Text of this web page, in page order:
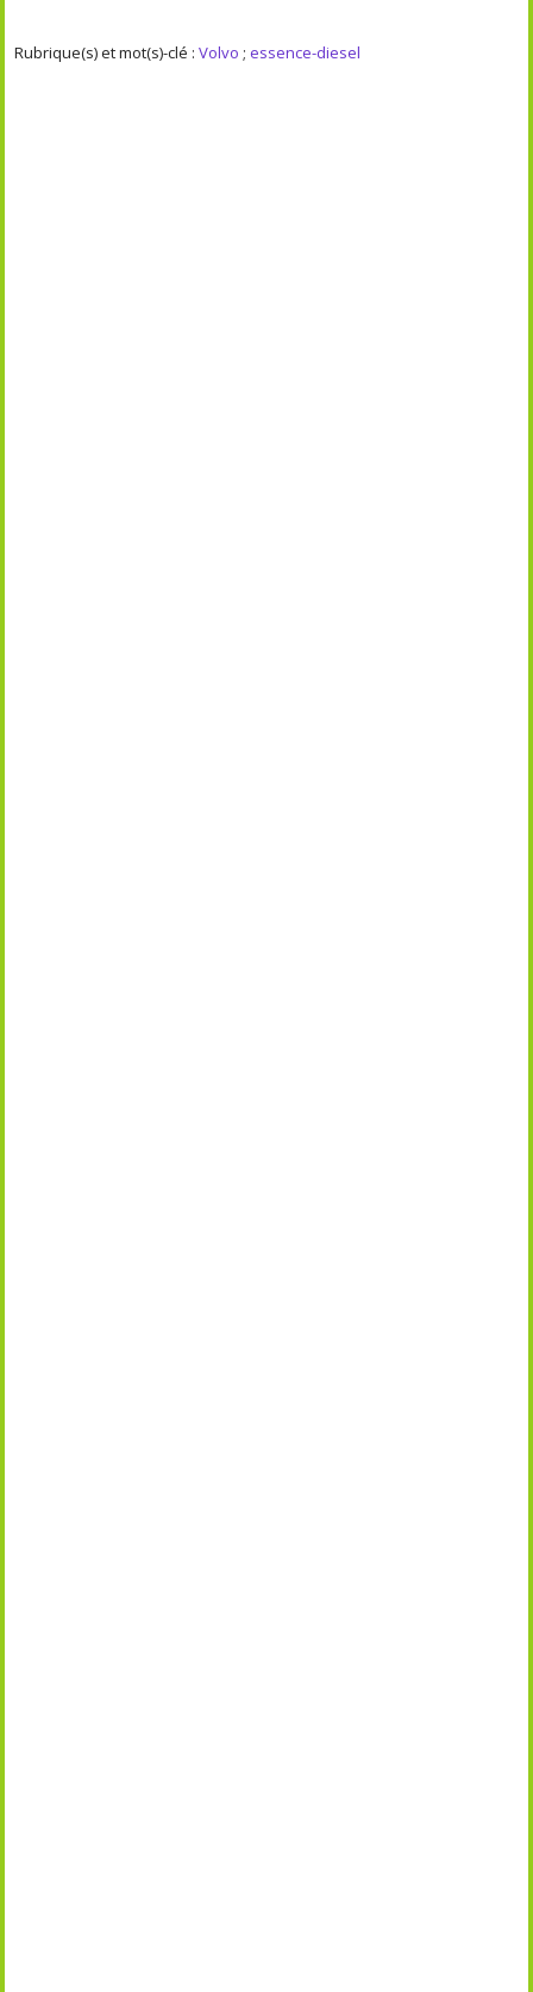
Rubrique(s) et mot(s)-clé :Volvo ;essence-diesel